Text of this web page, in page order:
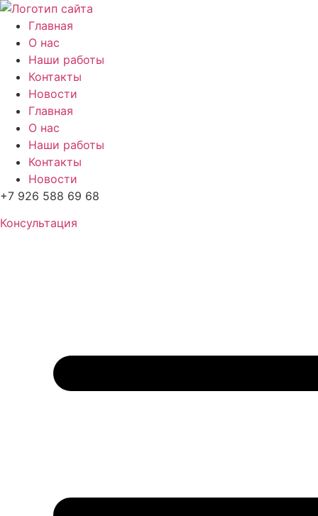
Перейти
содержимому
Главная
О нас
Наши работы
Контакты
Новости
Главная
О нас
Наши работы
Контакты
Новости
+7 926 588 69 68
Консультация